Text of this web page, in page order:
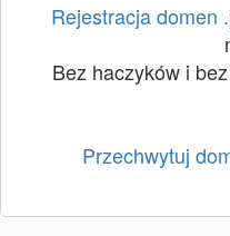
Rejestracja domen
Bez haczyków i
Przechwytuj